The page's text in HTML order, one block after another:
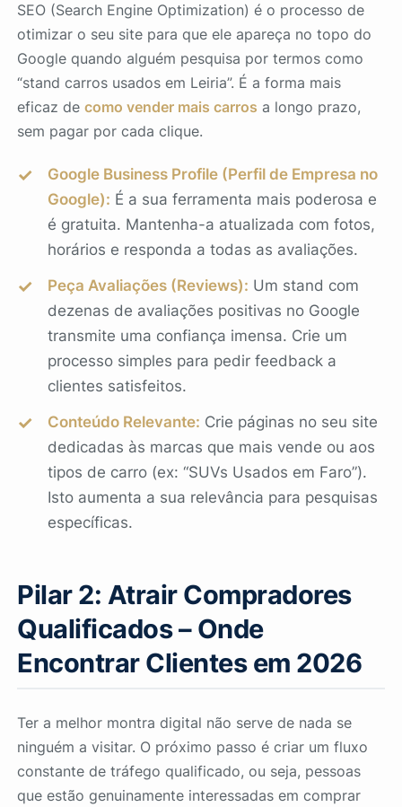
SEO (Search Engine Optimization) é o processo de
otimizar o seu site para que ele apareça no topo do
Google quando alguém pesquisa por termos como
“stand carros usados em Leiria”. É a forma mais
eficaz decomo vender mais carros a longo prazo,
sem pagar por cada clique.
Google Business Profile (Perfil de Empresa no
Google): É a sua ferramenta mais poderosa e
é gratuita. Mantenha-a atualizada com fotos,
horários e responda a todas as avaliações.
Peça Avaliações (Reviews): Um stand com
dezenas de avaliações positivas no Google
transmite uma confiança imensa. Crie um
processo simples para pedir feedback a
clientes satisfeitos.
Conteúdo Relevante: Crie páginas no seu site
dedicadas às marcas que mais vende ou aos
tipos de carro (ex: “SUVs Usados em Faro”).
Isto aumenta a sua relevância para pesquisas
específicas.
Pilar 2: Atrair Compradores
Qualificados – Onde
Encontrar Clientes em 2026
Ter a melhor montra digital não serve de nada se
ninguém a visitar. O próximo passo é criar um fluxo
constante de tráfego qualificado, ou seja, pessoas
que estão genuinamente interessadas em comprar